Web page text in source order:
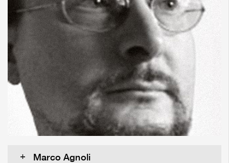
Marco Agnoli